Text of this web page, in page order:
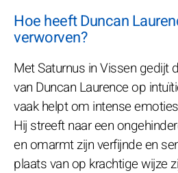
Hoe heeft Duncan
verworven?
Met Saturnus in Vissen gedijt
van Duncan Laurence op
vaak helpt om intense
Hij streeft naar een
en omarmt zijn verfijnde en
plaats van op krachtige wijze